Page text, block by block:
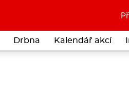
Drbna Kalendář akcí